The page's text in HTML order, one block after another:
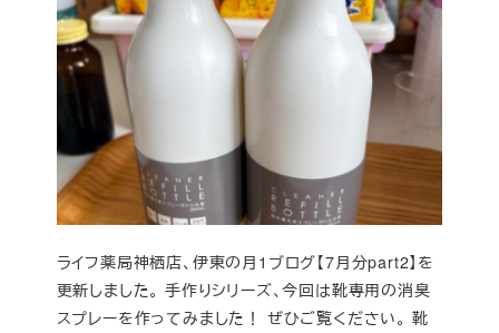
ライフ薬局神栖店、伊東の月1ブログ【7月分part2】を
更新しました。 手作りシリーズ、今回は靴専用の消臭
スプレーを作ってみました！ ぜひご覧ください。 靴